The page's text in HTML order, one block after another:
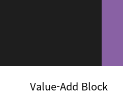
Value-Add Block